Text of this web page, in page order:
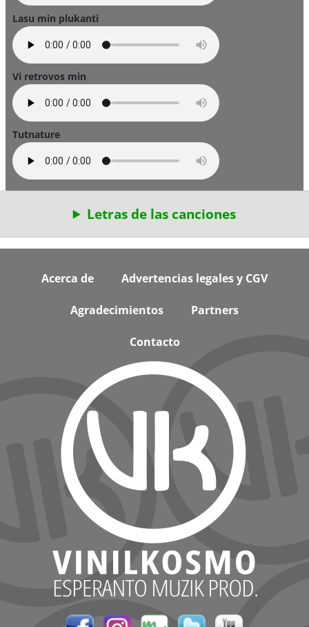
Lasu min plukanti
Vi retrovos min
Tutnature
Letras de las canciones
FooterAcerca de Advertencias legales y CGV
Agradecimientos Partners
Contacto